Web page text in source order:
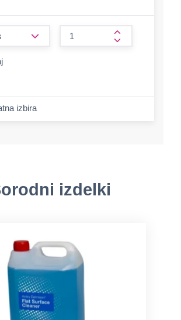
form.increase-
izbira
izdelki